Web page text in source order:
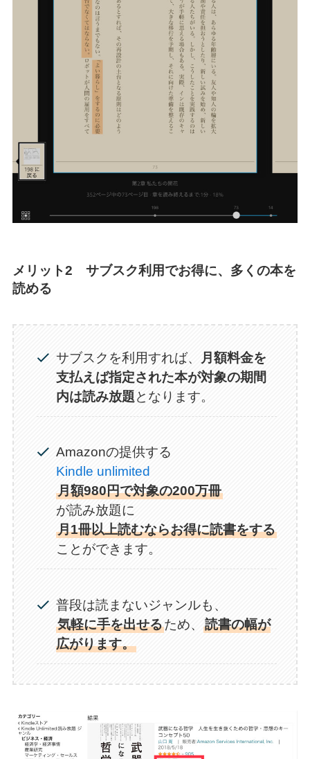
メリット2 サブスク利用でお得に、多くの本を
読める
サブスクを利用すれば、
月額料金を
支払えば指定された本が対象の期間
内は読み放題となります。
Amazonの提供する
Kindle unlimited
月額980円で対象の200万冊
が読み放題に
月1冊以上読むならお得に読書をする
ことができます。
普段は読まないジャンルも、
気軽に手を出せるため、 読書の幅が
広がります。